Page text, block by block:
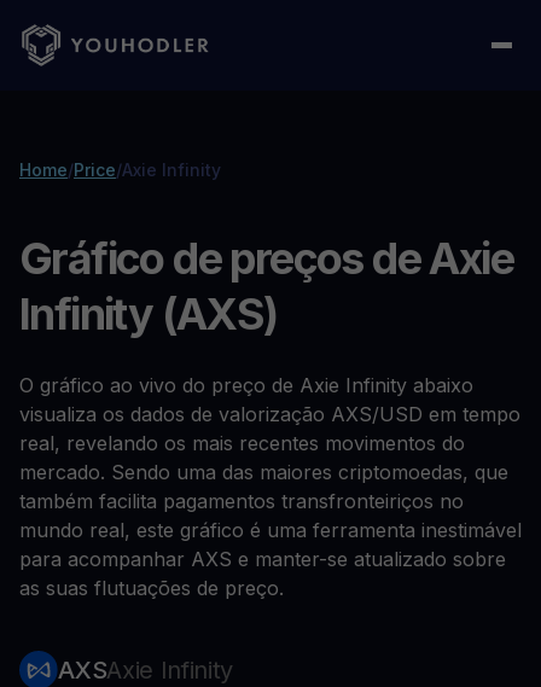
Home/Price/Axie Infinity
Gráfico de preços de Axie
Infinity (AXS)
O gráfico ao vivo do preço de Axie Infinity abaixo
visualiza os dados de valorização AXS/USD em tempo
real, revelando os mais recentes movimentos do
mercado. Sendo uma das maiores criptomoedas, que
também facilita pagamentos transfronteiriços no
mundo real, este gráfico é uma ferramenta inestimável
para acompanhar AXS e manter-se atualizado sobre
as suas flutuações de preço.
AXSAxie Infinity